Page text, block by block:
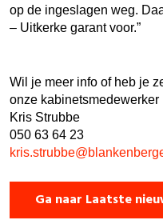
op de ingeslagen weg.
– Uitkerke garant voor.”
Wil je meer info of heb je
onze kabinetsmedewerker
Kris Strubbe
050 63 64 23
Ga naar Laatste